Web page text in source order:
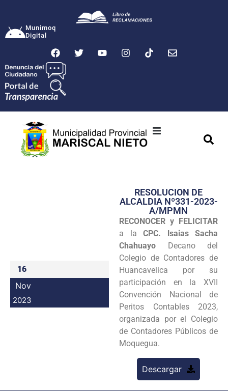
Munimoq
Digital
Transparencia
Seguridad
Programas
Intranet
16
Nov
2023
RESOLUCION DE
ALCALDIA Nº331-2023-
A/MPMN
RECONOCER y FELICITAR
a la CPC. lsaias Sacha
Chahuayo Decano del
Colegio de Contadores de
Huancavelica por su
participación en la XVII
Convención Nacional de
Peritos Contables 2023,
organizada por el Colegio
de Contadores Públicos de
Moquegua.
Descargar